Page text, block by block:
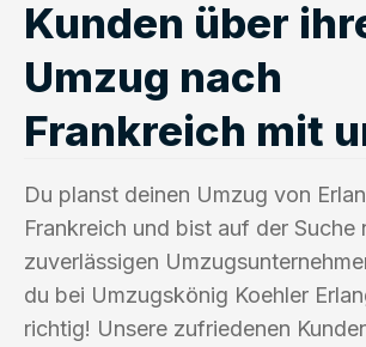
Kunden über
Umzug nach
Frankreich mit
Du planst deinen Umzug von
Frankreich und bist auf der Suche
zuverlässigen
du bei Umzugskönig Koehler
richtig! Unsere zufriedenen